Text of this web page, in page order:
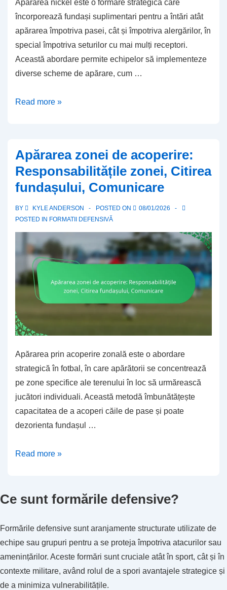
Apărarea nickel este o formare strategică care
încorporează fundași suplimentari pentru a întări atât
apărarea împotriva pasei, cât și împotriva alergărilor, în
special împotriva seturilor cu mai mulți receptori.
Această abordare permite echipelor să implementeze
diverse scheme de apărare, cum …
Apărarea
suplimentare
pentru
fundași,
de
Opțiuni
blitz
Read more »
Apărarea zonei de acoperire:
Responsabilitățile zonei, Citirea
fundașului, Comunicare
BY KYLE ANDERSON POSTED ON
08/01/2026
POSTED IN FORMATII DEFENSIVĂ
Apărarea prin acoperire zonală este o abordare
strategică în fotbal, în care apărătorii se concentrează
pe zone specifice ale terenului în loc să urmărească
jucători individuali. Această metodă îmbunătățește
capacitatea de a acoperi căile de pase și poate
dezorienta fundașul …
Apărarea
acoperire:
zonei,
fundașului,
Comunicare
Read more »
Ce sunt formările defensive?
Formările defensive sunt aranjamente structurate utilizate de
echipe sau grupuri pentru a se proteja împotriva atacurilor sau
amenințărilor. Aceste formări sunt cruciale atât în sport, cât și în
contexte militare, având rolul de a spori avantajele strategice și
de a minimiza vulnerabilitățile.